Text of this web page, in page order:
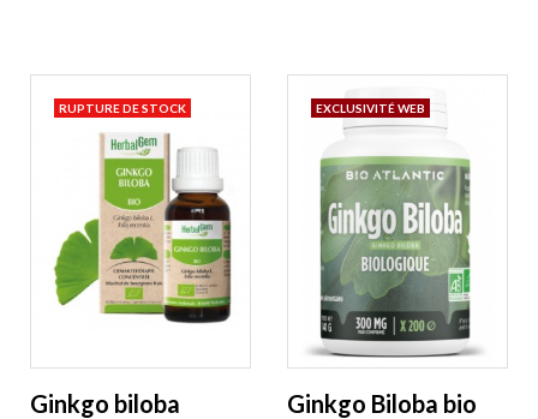
Ginkgo biloba
RUPTURE DE STOCK
Ginkgo Biloba bio
EXCLUSIVITÉ WEB